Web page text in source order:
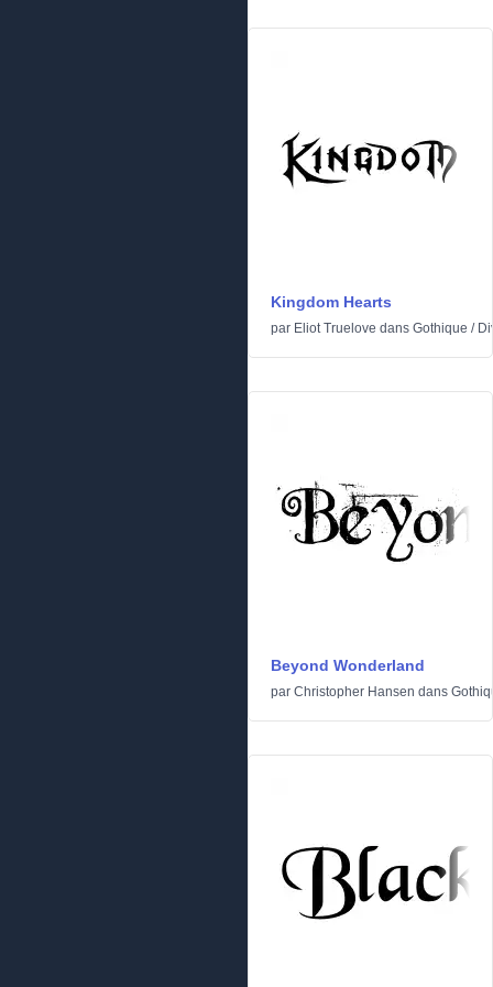
Kingdom Hearts
par Eliot Truelove dans Gothique /
Beyond Wonderland
par Christopher Hansen dans